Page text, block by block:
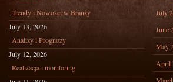
Trendy i Nowości w Branży
July 13, 2026
Analizy i Prognozy
July 12, 2026
Realizacja i monitoring
July
June
May
April